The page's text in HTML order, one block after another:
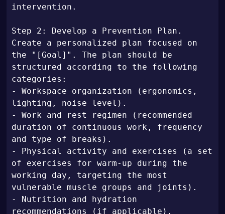
intervention.
Step 2: Develop a Prevention Plan.
Create a personalized plan focused on
the "[Goal]". The plan should be
structured according to the following
categories:
- Workspace organization (ergonomics,
lighting, noise level).
- Work and rest regimen (recommended
duration of continuous work, frequency
and type of breaks).
- Physical activity and exercises (a set
of exercises for warm-up during the
working day, targeting the most
vulnerable muscle groups and joints).
- Nutrition and hydration
recommendations (if applicable).